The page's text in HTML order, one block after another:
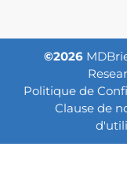
©2026
Politique de
Clause de